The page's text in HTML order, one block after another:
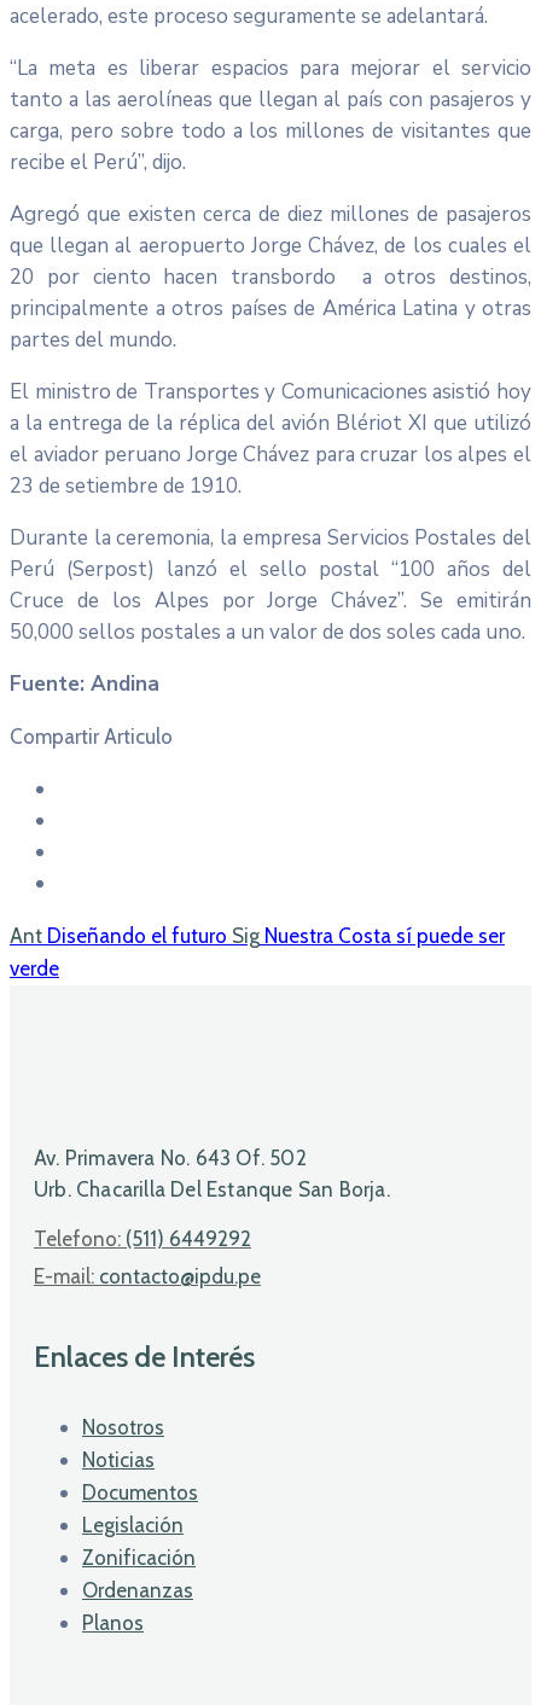
acelerado, este proceso seguramente se adelantará.
“La meta es liberar espacios para mejorar el servicio
tanto a las aerolíneas que llegan al país con pasajeros y
carga, pero sobre todo a los millones de visitantes que
recibe el Perú”, dijo.
Agregó que existen cerca de diez millones de pasajeros
que llegan al aeropuerto Jorge Chávez, de los cuales el
20 por ciento hacen transbordo a otros destinos,
principalmente a otros países de América Latina y otras
partes del mundo.
El ministro de Transportes y Comunicaciones asistió hoy
a la entrega de la réplica del avión Blériot XI que utilizó
el aviador peruano Jorge Chávez para cruzar los alpes el
23 de setiembre de 1910.
Durante la ceremonia, la empresa Servicios Postales del
Perú (Serpost) lanzó el sello postal “100 años del
Cruce de los Alpes por Jorge Chávez”. Se emitirán
50,000 sellos postales a un valor de dos soles cada uno.
Fuente: Andina
Compartir Articulo
Ant Diseñando el futuro Sig Nuestra Costa sí puede ser
verde
Av. Primavera No. 643 Of. 502
Urb. Chacarilla Del Estanque San Borja.
Telefono: (511) 6449292
E-mail: contacto@ipdu.pe
Enlaces de Interés
Nosotros
Noticias
Documentos
Legislación
Zonificación
Ordenanzas
Planos